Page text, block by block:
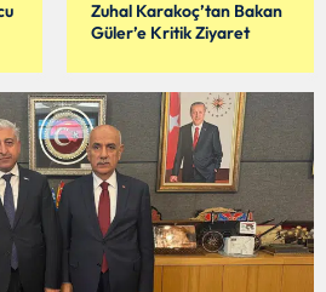
Zuhal Karakoç’tan Bakan
Güler’e Kritik Ziyaret